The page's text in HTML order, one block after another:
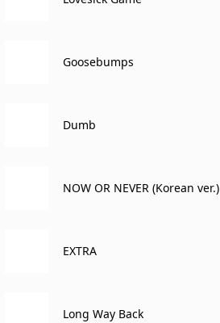
Goosebumps
Dumb
NOW OR NEVER (Korean ver.)
EXTRA
Long Way Back